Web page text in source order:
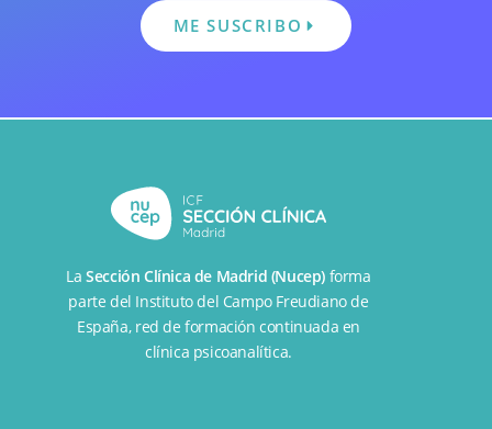
ME SUSCRIBO
LaSección Clínica de Madrid (Nucep) forma
parte del Instituto del Campo Freudiano de
España, red de formación continuada en
clínica psicoanalítica.